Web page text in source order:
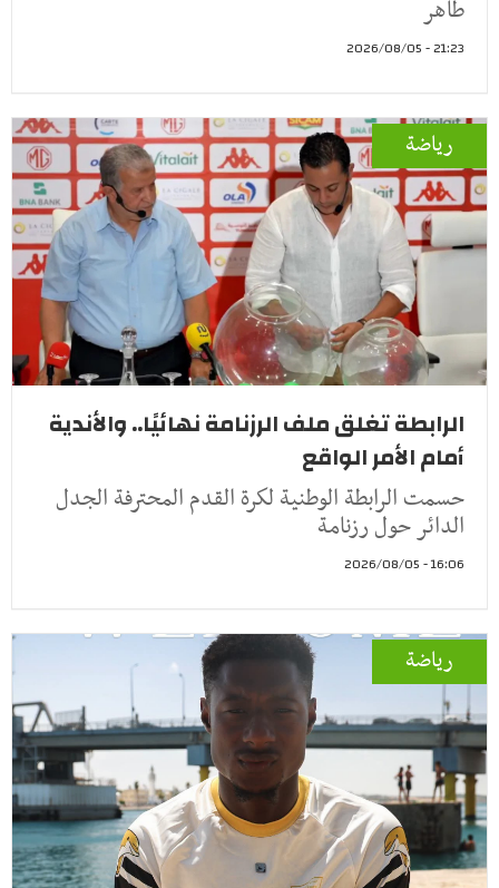
طاهر
21:23 - 2026/08/05
رياضة
الرابطة تغلق ملف الرزنامة نهائيًا.. والأندية
أمام الأمر الواقع
حسمت الرابطة الوطنية لكرة القدم المحترفة الجدل
الدائر حول رزنامة
16:06 - 2026/08/05
رياضة